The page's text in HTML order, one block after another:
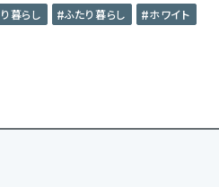
暮らし ふたり暮らし ホワイト